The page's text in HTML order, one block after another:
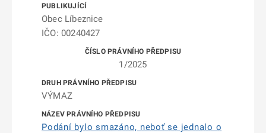
Obec Líbeznice
IČO: 00240427
1/2025
VÝMAZ
Podání bylo smazáno, neboť se jednalo o